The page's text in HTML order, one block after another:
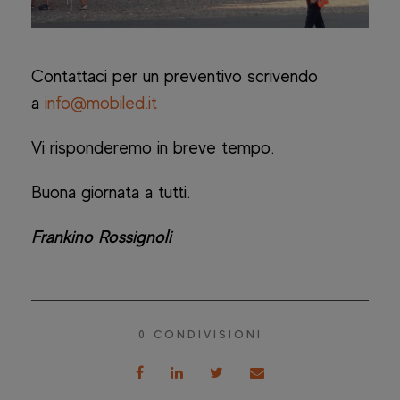
Contattaci per un preventivo scrivendo
a info@mobiled.it
Vi risponderemo in breve tempo.
Buona giornata a tutti.
Frankino Rossignoli
0 CONDIVISIONI